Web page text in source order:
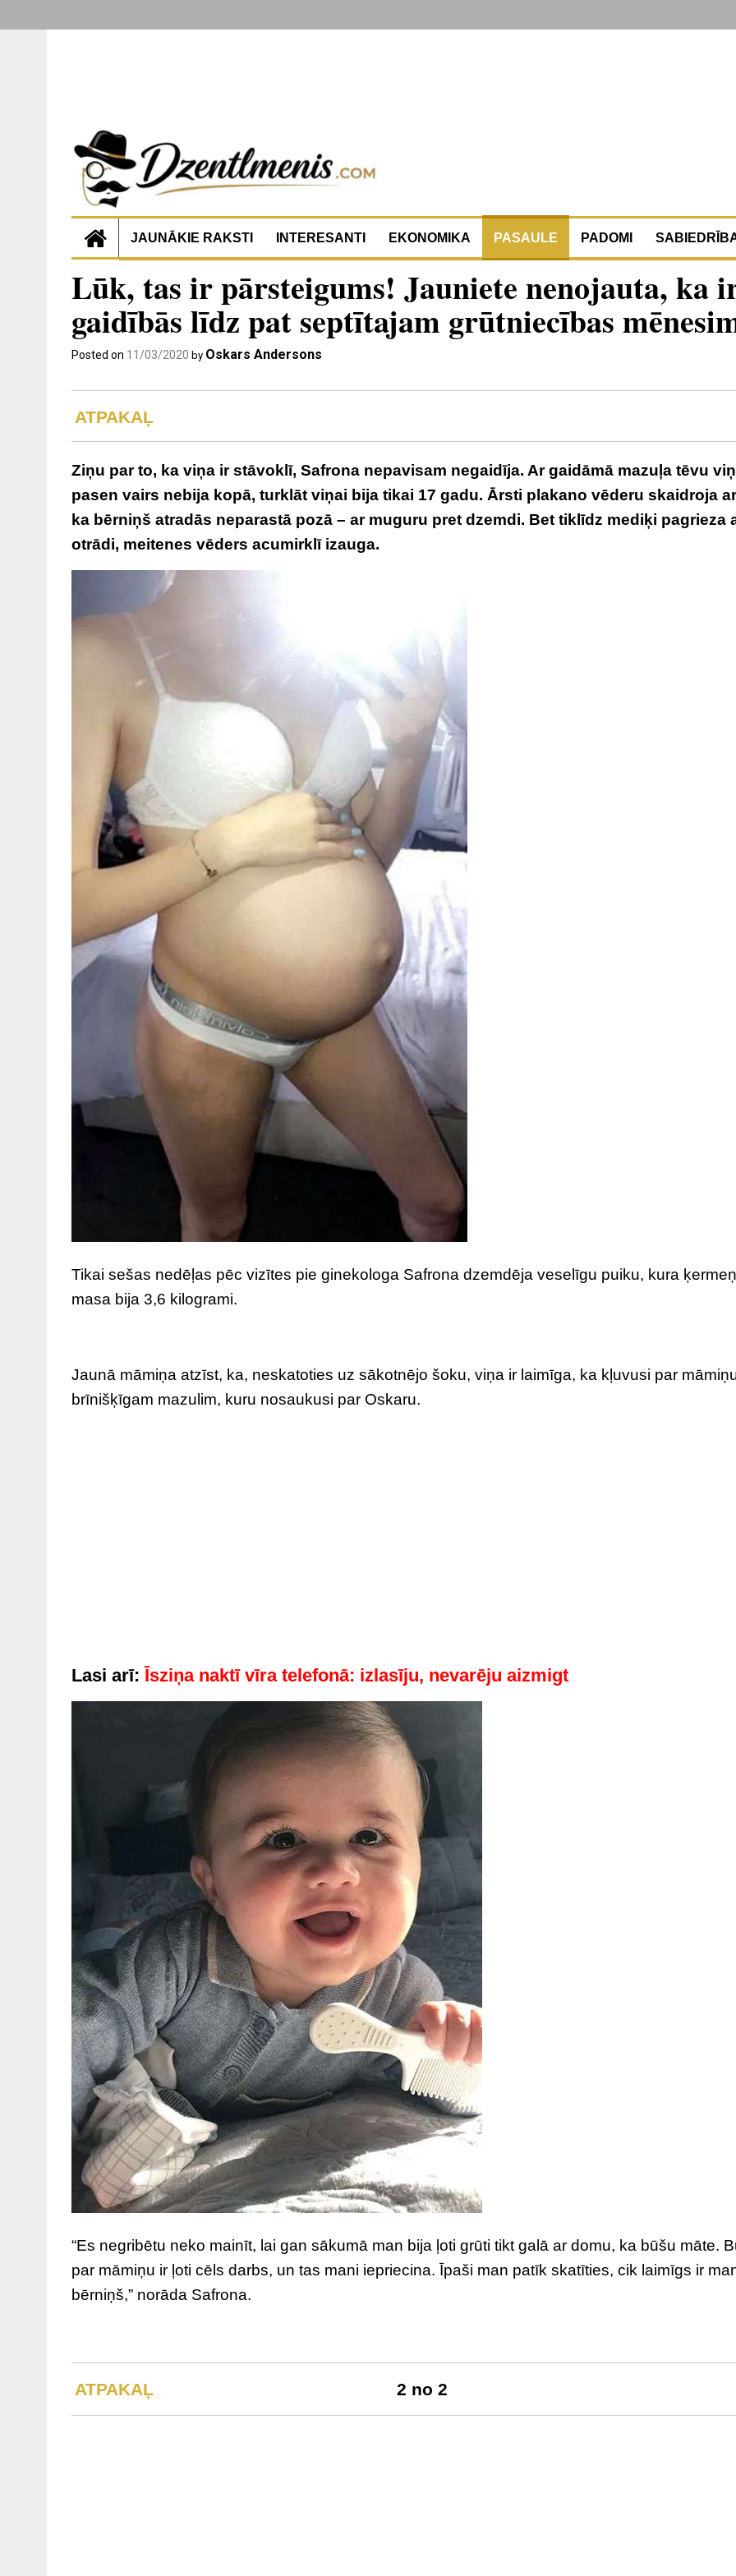
JAUNĀKIE RAKSTI INTERESANTI EKONOMIKA PASAULE PADOMI
Lūk, tas ir pārsteigums! Jauniete nenojauta, ka
gaidībās līdz pat septītajam grūtniecības
Posted on 11/03/2020 by Oskars Andersons
ATPAKAĻ
Ziņu par to, ka viņa ir stāvoklī, Safrona nepavisam negaidīja. Ar gaidāmā mazuļa tēvu
pasen vairs nebija kopā, turklāt viņai bija tikai 17 gadu. Ārsti plakano vēderu skaidroja
ka bērniņš atradās neparastā pozā – ar muguru pret dzemdi. Bet tiklīdz mediķi pagrieza
otrādi, meitenes vēders acumirklī izauga.
Tikai sešas nedēļas pēc vizītes pie ginekologa Safrona dzemdēja veselīgu puiku, kura
masa bija 3,6 kilogrami.
Jaunā māmiņa atzīst, ka, neskatoties uz sākotnējo šoku, viņa ir laimīga, ka kļuvusi par
brīnišķīgam mazulim, kuru nosaukusi par Oskaru.
Lasi arī: Īsziņa naktī vīra telefonā: izlasīju, nevarēju aizmigt
“Es negribētu neko mainīt, lai gan sākumā man bija ļoti grūti tikt galā ar domu, ka būšu māte.
par māmiņu ir ļoti cēls darbs, un tas mani iepriecina. Īpaši man patīk skatīties, cik laimīgs ir
bērniņš,” norāda Safrona.
ATPAKAĻ 2 no 2